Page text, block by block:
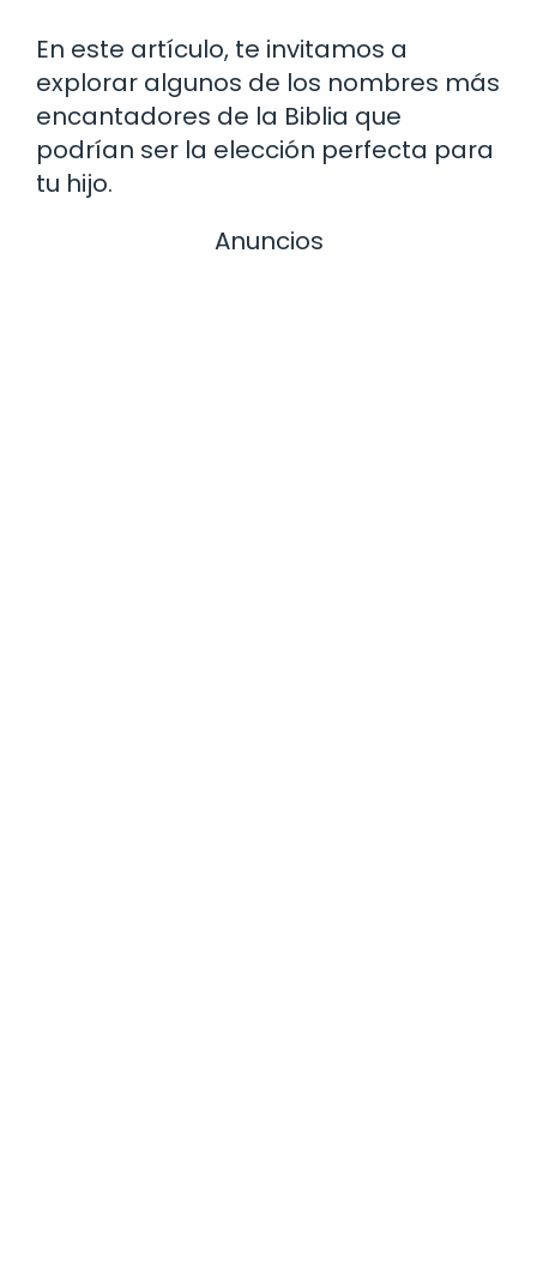
En este artículo, te invitamos a
explorar algunos de los nombres más
encantadores de la Biblia que
podrían ser la elección perfecta para
tu hijo.
Anuncios